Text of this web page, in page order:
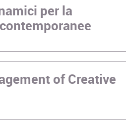
per la
of Creative